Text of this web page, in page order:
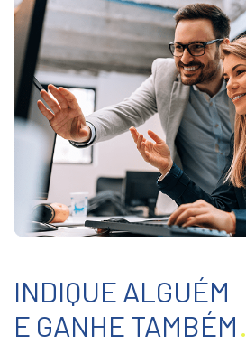
INDIQUE ALGUÉM
E GANHE TAMBÉM.